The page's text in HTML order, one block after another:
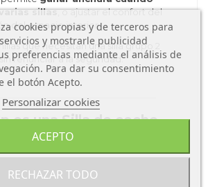
sillas, o ajustar el confort del
del espacio interior.
que necesitan una silla grupo 2
renunciar a la seguridad.
es una Silla de coche
, compacta y fácil de
que la convierte en una opción ideal
cookies propias y de terceros para
y mostrarle publicidad
preferencias mediante el análisis de
Para dar su consentimiento
el botón Acepto.
Personalizar cookies
RECHAZAR TODO
ACEPTO